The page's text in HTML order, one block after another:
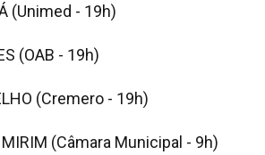
(Unimed - 19h)
(OAB - 19h)
(Cremero - 19h)
(Câmara Municipal - 9h)